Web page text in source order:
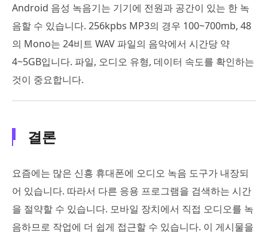
Android 음성 녹음기는 기기에 전원과 공간이 있는 한 녹
음할 수 있습니다. 256kpbs MP3의 경우 100~700mb, 48
의 Mono는 24비트 WAV 파일의 음악에서 시간당 약
4~5GB입니다. 파일, 오디오 유형, 데이터 속도를 확인하는
것이 중요합니다.
결론
요즘에는 많은 신흥 휴대폰에 오디오 녹음 도구가 내장되
어 있습니다. 따라서 다른 응용 프로그램을 검색하는 시간
을 절약할 수 있습니다. 모바일 장치에서 직접 오디오를 녹
음하므로 작업에 더 쉽게 접근할 수 있습니다. 이 게시물을